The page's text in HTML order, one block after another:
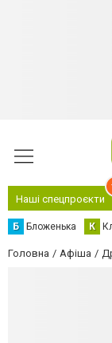
Наші спецпроєкти
Б Бложенька К
Головна Афіша